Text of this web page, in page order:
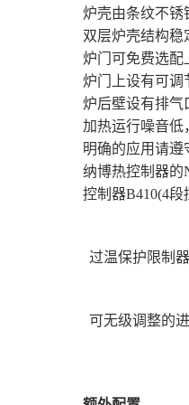
炉壳由条纹不锈
双层炉壳结构稳
炉门可免费选配
炉门上设有可调
炉后壁设有排气
加热运行噪音低
明确的应用请遵
纳博热控制器的
控制器B410(4段
过温保护限制器
可无级调整的